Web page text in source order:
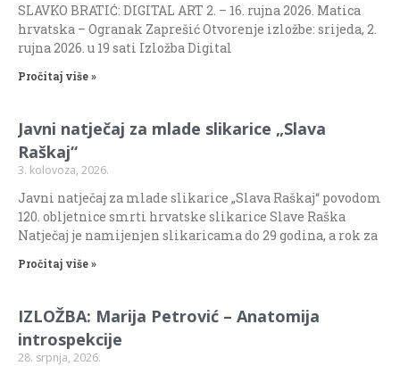
SLAVKO BRATIĆ: DIGITAL ART 2. – 16. rujna 2026. Matica
hrvatska – Ogranak Zaprešić Otvorenje izložbe: srijeda, 2.
rujna 2026. u 19 sati Izložba Digital
Pročitaj više »
Javni natječaj za mlade slikarice „Slava
Raškaj“
3. kolovoza, 2026.
Javni natječaj za mlade slikarice „Slava Raškaj“ povodom
120. obljetnice smrti hrvatske slikarice Slave Raška
Natječaj je namijenjen slikaricama do 29 godina, a rok za
Pročitaj više »
IZLOŽBA: Marija Petrović – Anatomija
introspekcije
28. srpnja, 2026.